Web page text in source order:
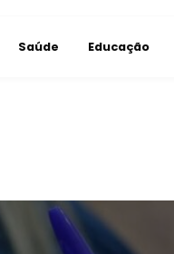
Saúde Educação